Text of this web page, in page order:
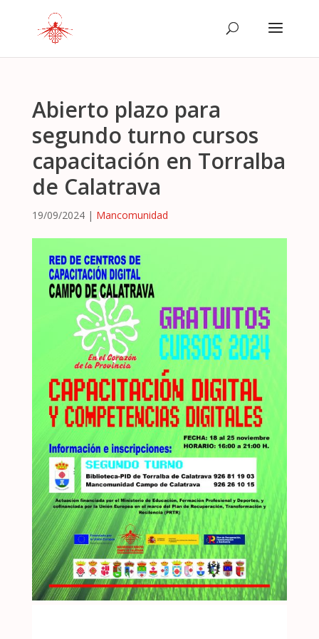
Abierto plazo para
segundo turno cursos
capacitación en Torralba
de Calatrava
19/09/2024| Mancomunidad